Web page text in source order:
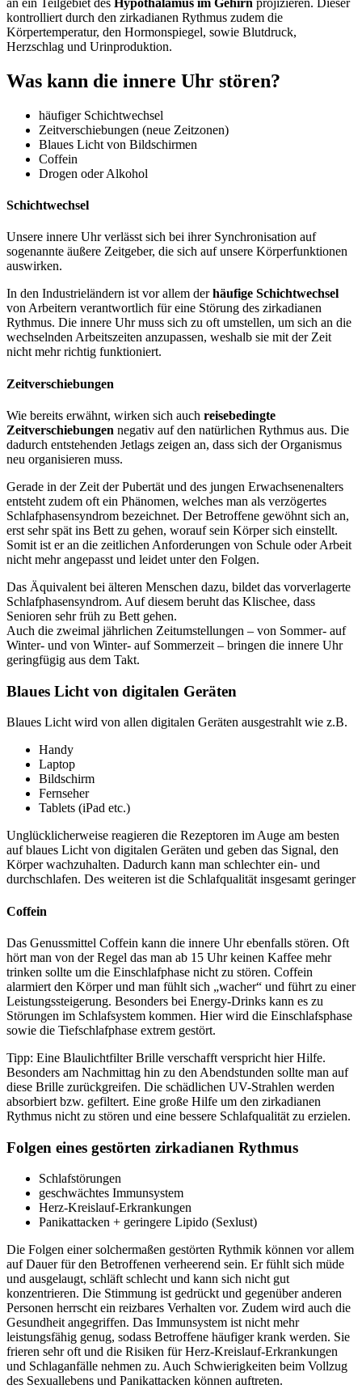
an ein Teilgebiet des Hypothalamus im Gehirn projizieren. Dieser
kontrolliert durch den zirkadianen Rythmus zudem die
Körpertemperatur, den Hormonspiegel, sowie Blutdruck,
Herzschlag und Urinproduktion.
Was kann die innere Uhr stören?
häufiger Schichtwechsel
Zeitverschiebungen (neue Zeitzonen)
Blaues Licht von Bildschirmen
Coffein
Drogen oder Alkohol
Schichtwechsel
Unsere innere Uhr verlässt sich bei ihrer Synchronisation auf
sogenannte äußere Zeitgeber, die sich auf unsere Körperfunktionen
auswirken.
In den Industrieländern ist vor allem derhäufige Schichtwechsel
von Arbeitern verantwortlich für eine Störung des zirkadianen
Rythmus. Die innere Uhr muss sich zu oft umstellen, um sich an die
wechselnden Arbeitszeiten anzupassen, weshalb sie mit der Zeit
nicht mehr richtig funktioniert.
Zeitverschiebungen
Wie bereits erwähnt, wirken sich auch reisebedingte
Zeitverschiebungen negativ auf den natürlichen Rythmus aus. Die
dadurch entstehenden Jetlags zeigen an, dass sich der Organismus
neu organisieren muss.
Gerade in der Zeit der Pubertät und des jungen Erwachsenenalters
entsteht zudem oft ein Phänomen, welches man als verzögertes
Schlafphasensyndrom bezeichnet. Der Betroffene gewöhnt sich an,
erst sehr spät ins Bett zu gehen, worauf sein Körper sich einstellt.
Somit ist er an die zeitlichen Anforderungen von Schule oder Arbeit
nicht mehr angepasst und leidet unter den Folgen.
Das Äquivalent bei älteren Menschen dazu, bildet das vorverlagerte
Schlafphasensyndrom. Auf diesem beruht das Klischee, dass
Senioren sehr früh zu Bett gehen.
Auch die zweimal jährlichen Zeitumstellungen – von Sommer- auf
Winter- und von Winter- auf Sommerzeit – bringen die innere Uhr
geringfügig aus dem Takt.
Blaues Licht von digitalen Geräten
Blaues Licht wird von allen digitalen Geräten ausgestrahlt wie z.B.
Handy
Laptop
Bildschirm
Fernseher
Tablets (iPad etc.)
Unglücklicherweise reagieren die Rezeptoren im Auge am besten
auf blaues Licht von digitalen Geräten und geben das Signal, den
Körper wachzuhalten. Dadurch kann man schlechter ein- und
durchschlafen. Des weiteren ist die Schlafqualität insgesamt geringer
Coffein
Das Genussmittel Coffein kann die innere Uhr ebenfalls stören. Oft
hört man von der Regel das man ab 15 Uhr keinen Kaffee mehr
trinken sollte um die Einschlafphase nicht zu stören. Coffein
alarmiert den Körper und man fühlt sich „wacher“ und führt zu einer
Leistungssteigerung. Besonders bei Energy-Drinks kann es zu
Störungen im Schlafsystem kommen. Hier wird die Einschlafsphase
sowie die Tiefschlafphase extrem gestört.
Tipp: Eine Blaulichtfilter Brille verschafft verspricht hier Hilfe.
Besonders am Nachmittag hin zu den Abendstunden sollte man auf
diese Brille zurückgreifen. Die schädlichen UV-Strahlen werden
absorbiert bzw. gefiltert. Eine große Hilfe um den zirkadianen
Rythmus nicht zu stören und eine bessere Schlafqualität zu erzielen.
Folgen eines gestörten zirkadianen Rythmus
Schlafstörungen
geschwächtes Immunsystem
Herz-Kreislauf-Erkrankungen
Panikattacken + geringere Lipido (Sexlust)
Die Folgen einer solchermaßen gestörten Rythmik können vor allem
auf Dauer für den Betroffenen verheerend sein. Er fühlt sich müde
und ausgelaugt, schläft schlecht und kann sich nicht gut
konzentrieren. Die Stimmung ist gedrückt und gegenüber anderen
Personen herrscht ein reizbares Verhalten vor. Zudem wird auch die
Gesundheit angegriffen. Das Immunsystem ist nicht mehr
leistungsfähig genug, sodass Betroffene häufiger krank werden. Sie
frieren sehr oft und die Risiken für Herz-Kreislauf-Erkrankungen
und Schlaganfälle nehmen zu. Auch Schwierigkeiten beim Vollzug
des Sexuallebens und Panikattacken können auftreten.